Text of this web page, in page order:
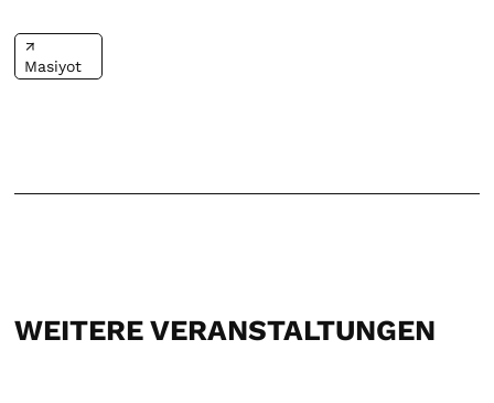
Masiyot
WEITERE VERANSTALTUNGEN